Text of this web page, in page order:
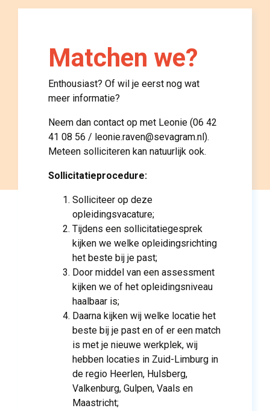
Matchen we?
Enthousiast? Of wil je eerst nog wat
meer informatie?
Neem dan contact op met Leonie (06 42
41 08 56 / leonie.raven@sevagram.nl).
Meteen solliciteren kan natuurlijk ook.
Sollicitatieprocedure:
Solliciteer op deze
opleidingsvacature;
Tijdens een sollicitatiegesprek
kijken we welke opleidingsrichting
het beste bij je past;
Door middel van een assessment
kijken we of het opleidingsniveau
haalbaar is;
Daarna kijken wij welke locatie het
beste bij je past en of er een match
is met je nieuwe werkplek, wij
hebben locaties in Zuid-Limburg in
de regio Heerlen, Hulsberg,
Valkenburg, Gulpen, Vaals en
Maastricht;